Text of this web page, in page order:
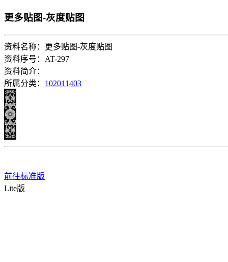
更多贴图-灰度贴图
资料名称：更多贴图-灰度贴图
资料序号：AT-297
资料简介：
所属分类： 102011403
前往标准版
Lite版